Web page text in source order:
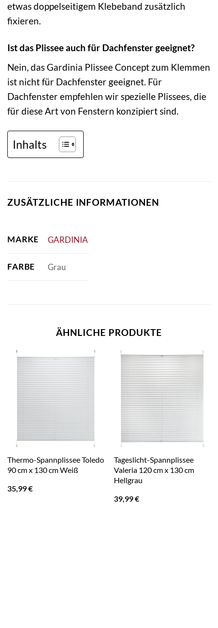
etwas doppelseitigem Klebeband zusätzlich
fixieren.
Ist das Plissee auch für Dachfenster geeignet?
Nein, das Gardinia Plissee Concept zum Klemmen
ist nicht für Dachfenster geeignet. Für
Dachfenster empfehlen wir spezielle Plissees, die
für diese Art von Fenstern konzipiert sind.
Inhalts
ZUSÄTZLICHE INFORMATIONEN
MARKE GARDINIA
FARBE Grau
ÄHNLICHE PRODUKTE
Thermo-Spannplissee Toledo
90 cm x 130 cm Weiß
35,99€
Tageslicht-Spannplissee
Valeria 120 cm x 130 cm
Hellgrau
39,99€